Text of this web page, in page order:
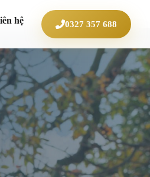
hệ 0327 357 688